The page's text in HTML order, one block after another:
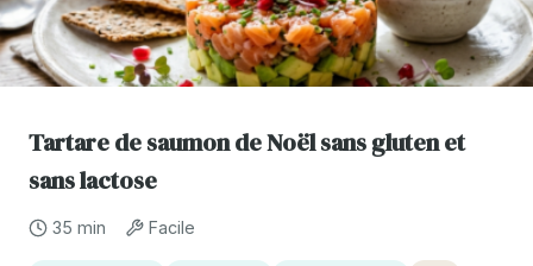
Tartare de saumon de Noël sans gluten et
sans lactose
35 min Facile